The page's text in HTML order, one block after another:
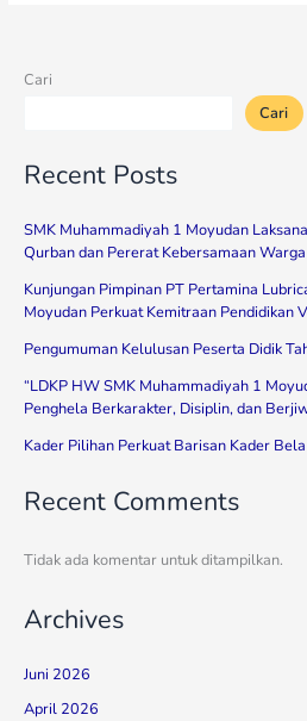
Cari
Cari
Recent Posts
SMK Muhammadiyah 1 Moyudan
Qurban dan Pererat Kebersamaan
Kunjungan Pimpinan PT Pertamina
Moyudan Perkuat Kemitraan Pendidikan
Pengumuman Kelulusan Peserta Didik
“LDKP HW SMK Muhammadiyah 1
Penghela Berkarakter, Disiplin, dan
Kader Pilihan Perkuat Barisan Kader
Recent Comments
Tidak ada komentar untuk ditampilkan.
Archives
Juni 2026
April 2026